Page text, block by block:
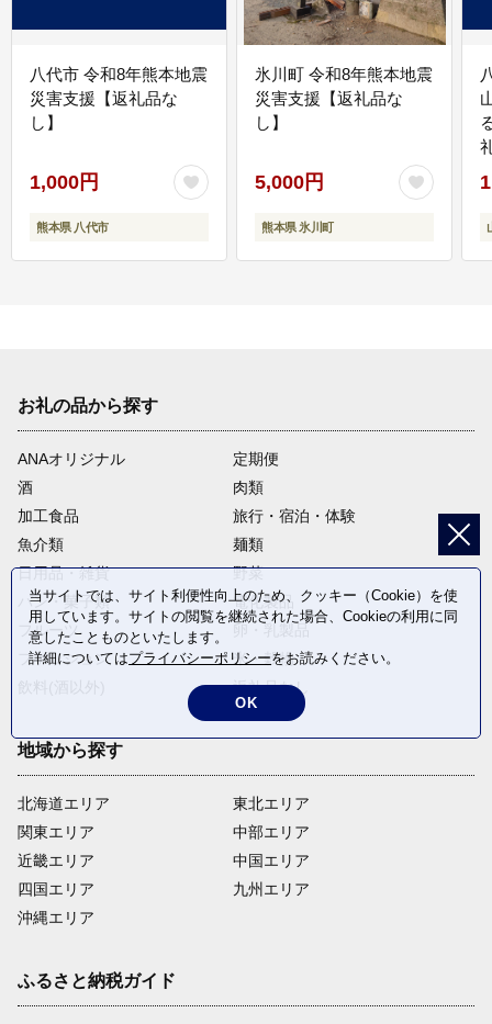
八代市 令和8年熊本地震
災害支援【返礼品な
し】
1,000円
熊本県 八代市
氷川町 令和8年熊本地震
災害支援【返礼品な
し】
5,000円
熊本県 氷川町
お礼の品から探す
ANAオリジナル
定期便
酒
肉類
加工食品
旅行・宿泊・体験
魚介類
麺類
日用品・雑貨
野菜
パン・菓子類
電化製品
フルーツ
ファッション
米・穀物
返礼品なし
地域から探す
北海道エリア
関東エリア
近畿エリア
四国エリア
沖縄エリア
東北エリア
中部エリア
中国エリア
九州エリア
ふるさと納税ガイド
当サイトでは、サイト利便性向上のため、クッキー（Cookie）を使
用しています。サイトの閲覧を継続された場合、Cookieの利用に同
意したことものといたします。
詳細についてはプライバシーポリシーをお読みください。
OK